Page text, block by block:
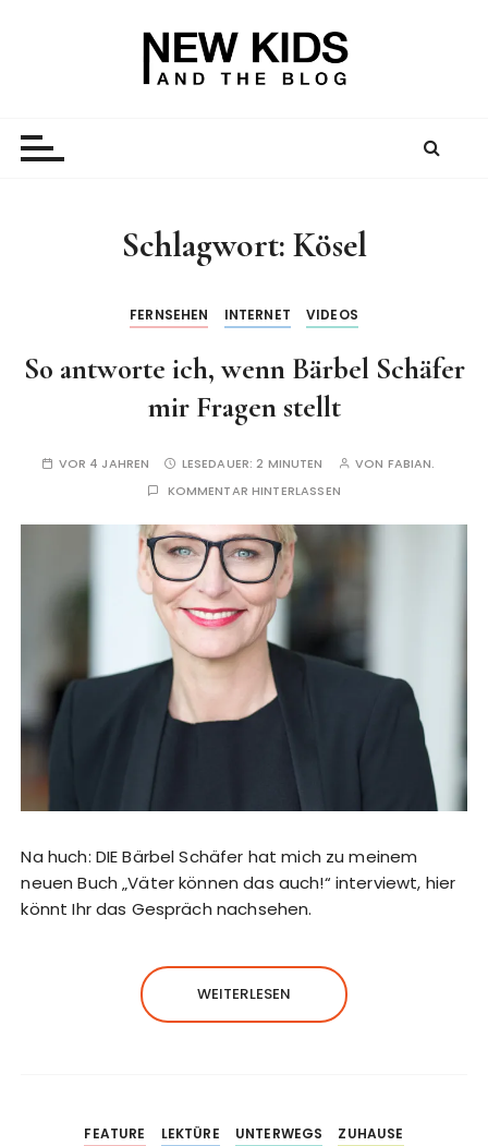
Schlagwort: Kösel
FERNSEHEN INTERNET VIDEOS
So antworte ich, wenn Bärbel Schäfer
mir Fragen stellt
VOR 4 JAHREN LESEDAUER:2 MINUTEN VON FABIAN.
KOMMENTAR HINTERLASSEN
Na huch: DIE Bärbel Schäfer hat mich zu meinem
neuen Buch „Väter können das auch!“ interviewt, hier
könnt Ihr das Gespräch nachsehen.
WEITERLESEN
FEATURE LEKTÜRE UNTERWEGS ZUHAUSE